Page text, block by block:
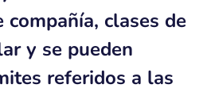
compañía, clases de
y se pueden
referidos a las